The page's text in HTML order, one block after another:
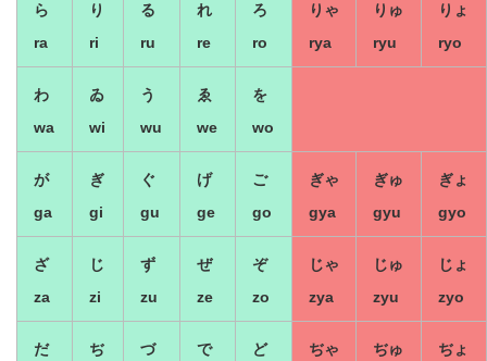
ら
ra
り
ri
る
ru
れ
re
ろ
ro
りゃ
rya
りゅ
ryu
りょ
ryo
わ
wa
ゐ
wi
う
wu
ゑ
we
を
wo
が
ga
ぎ
gi
ぐ
gu
げ
ge
ご
go
ぎゃ
gya
ぎゅ
gyu
ぎょ
gyo
ざ
za
じ
zi
ず
zu
ぜ
ze
ぞ
zo
じゃ
zya
じゅ
zyu
じょ
zyo
だ
ぢ
づ
で
ど
ぢゃ
ぢゅ
ぢょ